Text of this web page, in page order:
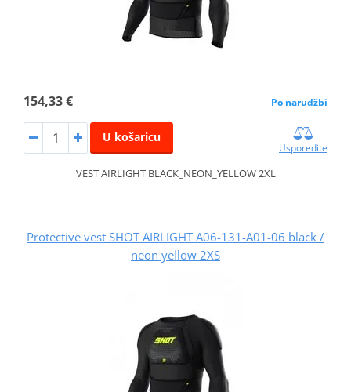
154,33 € Po narudžbi
U košaricu
Usporedite
VEST AIRLIGHT BLACK_NEON_YELLOW 2XL
Protective vest SHOT AIRLIGHT A06-131-A01-06 black /
neon yellow 2XS